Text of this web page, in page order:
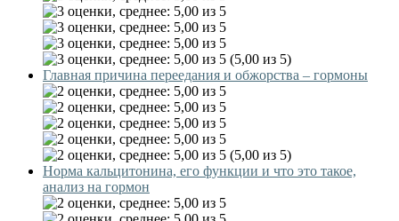
(5,00 из 5)
Главная причина переедания и обжорства – гормоны
(5,00 из 5)
Норма кальцитонина, его функции и что это такое,
анализ на гормон